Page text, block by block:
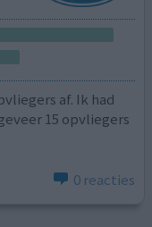
af. Ik had
15 opvliegers
0 reacties